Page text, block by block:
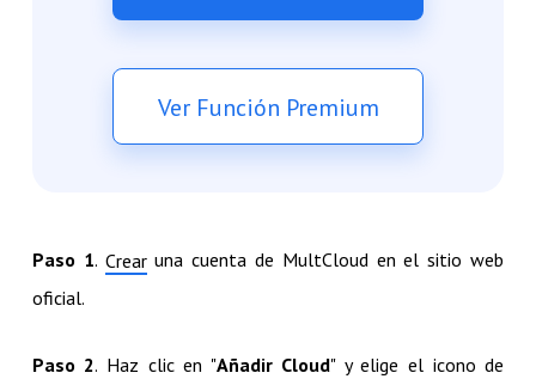
Ver Función Premium
Paso 1. Crearuna cuenta de MultCloud en el sitio web
oficial.
Paso 2. Haz clic en "Añadir Cloud" y elige el icono de